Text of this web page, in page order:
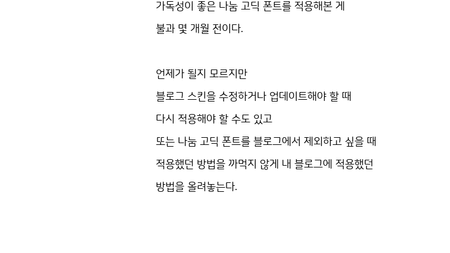
가독성이 좋은 나눔 고딕 폰트를 적용해본 게
불과 몇 개월 전이다.
언제가 될지 모르지만
블로그 스킨을 수정하거나 업데이트해야 할 때
다시 적용해야 할 수도 있고
또는 나눔 고딕 폰트를 블로그에서 제외하고 싶을 때
적용했던 방법을 까먹지 않게 내 블로그에 적용했던
방법을 올려놓는다.